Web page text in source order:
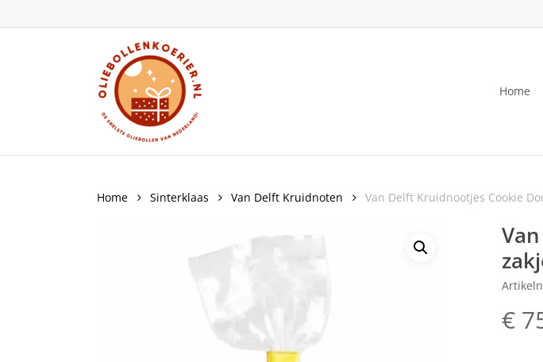
to
Home
Home Sinterklaas Van Delft Kruidnoten Van Delft Kruidnootjes Cookie
€